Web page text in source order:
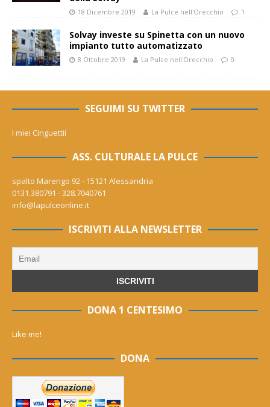
18 Dicembre 2019 La Pulce nell'Orecchio 1
Solvay investe su Spinetta con un nuovo
impianto tutto automatizzato
8 Ottobre 2019 La Pulce nell'Orecchio 0
SEGUIMI SU TWITTER
I miei Cinguettii
ASS. CULTURALE LA PULCE
spalto Marengo 92 - 15121 Alessandria
0131.380791 - 328.7040761
info@lapulceonline.it
ISCRIVITI ALLA NEWSLETTER
DONA 1 CENTESIMO
Like me!
DONA